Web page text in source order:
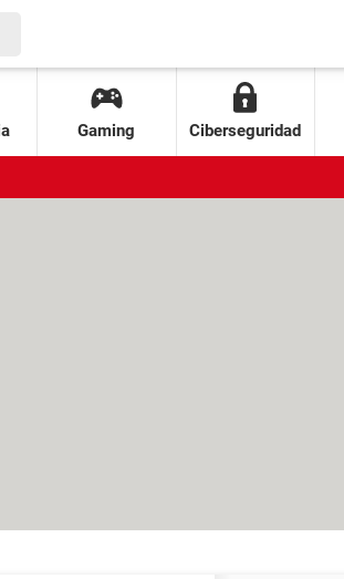
Gaming Ciberseguridad